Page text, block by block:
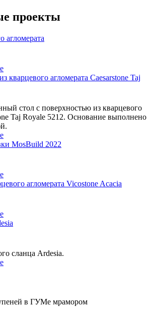
проекты
агломерата
кварцевого агломерата Caesarstone Taj
стол с поверхностью из кварцевого
Taj Royale 5212. Основание выполнено
MosBuild 2022
агломерата Vicostone Acacia
сланца Ardesia.
в ГУМе мрамором